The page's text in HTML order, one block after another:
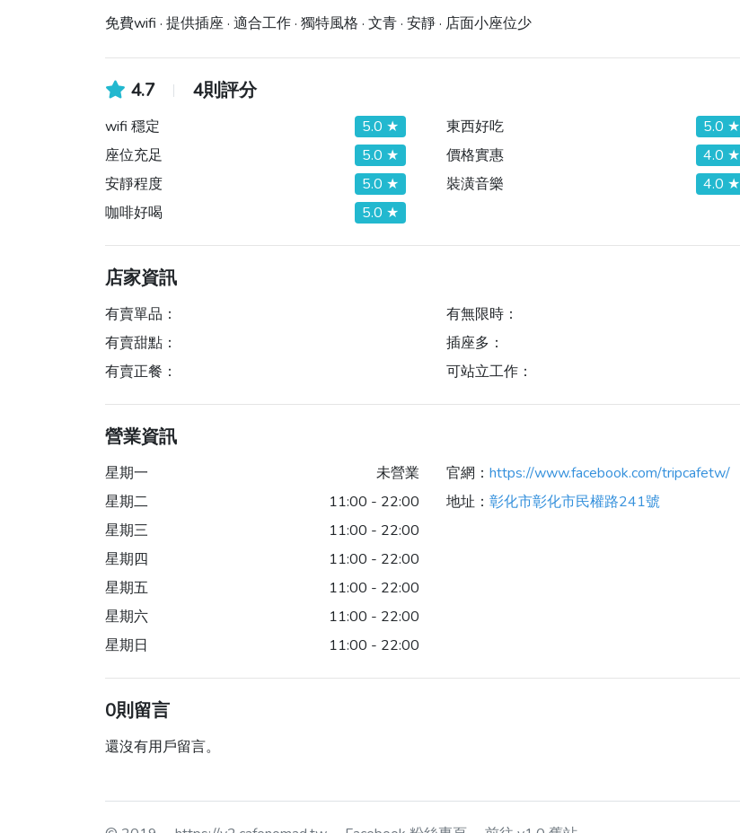
免費wifi · 提供插座 · 適合工作 · 獨特風格 · 文青 · 安靜 · 店面小座位少
4.7 4則評分
wifi 穩定
5.0 ★
座位充足
5.0 ★
安靜程度
5.0 ★
咖啡好喝
5.0 ★
東西好吃
5.0 ★
價格實惠
4.0 ★
裝潢音樂
4.0 ★
店家資訊
有賣單品：
有賣甜點：
有賣正餐：
有無限時：
插座多：
可站立工作：
營業資訊
星期一
未營業
星期二
11:00 - 22:00
星期三
11:00 - 22:00
星期四
11:00 - 22:00
星期五
11:00 - 22:00
星期六
11:00 - 22:00
星期日
11:00 - 22:00
官網： https://www.facebook.com/tripcafetw/
地址： 彰化市彰化市民權路241號
0則留言
還沒有用戶留言。